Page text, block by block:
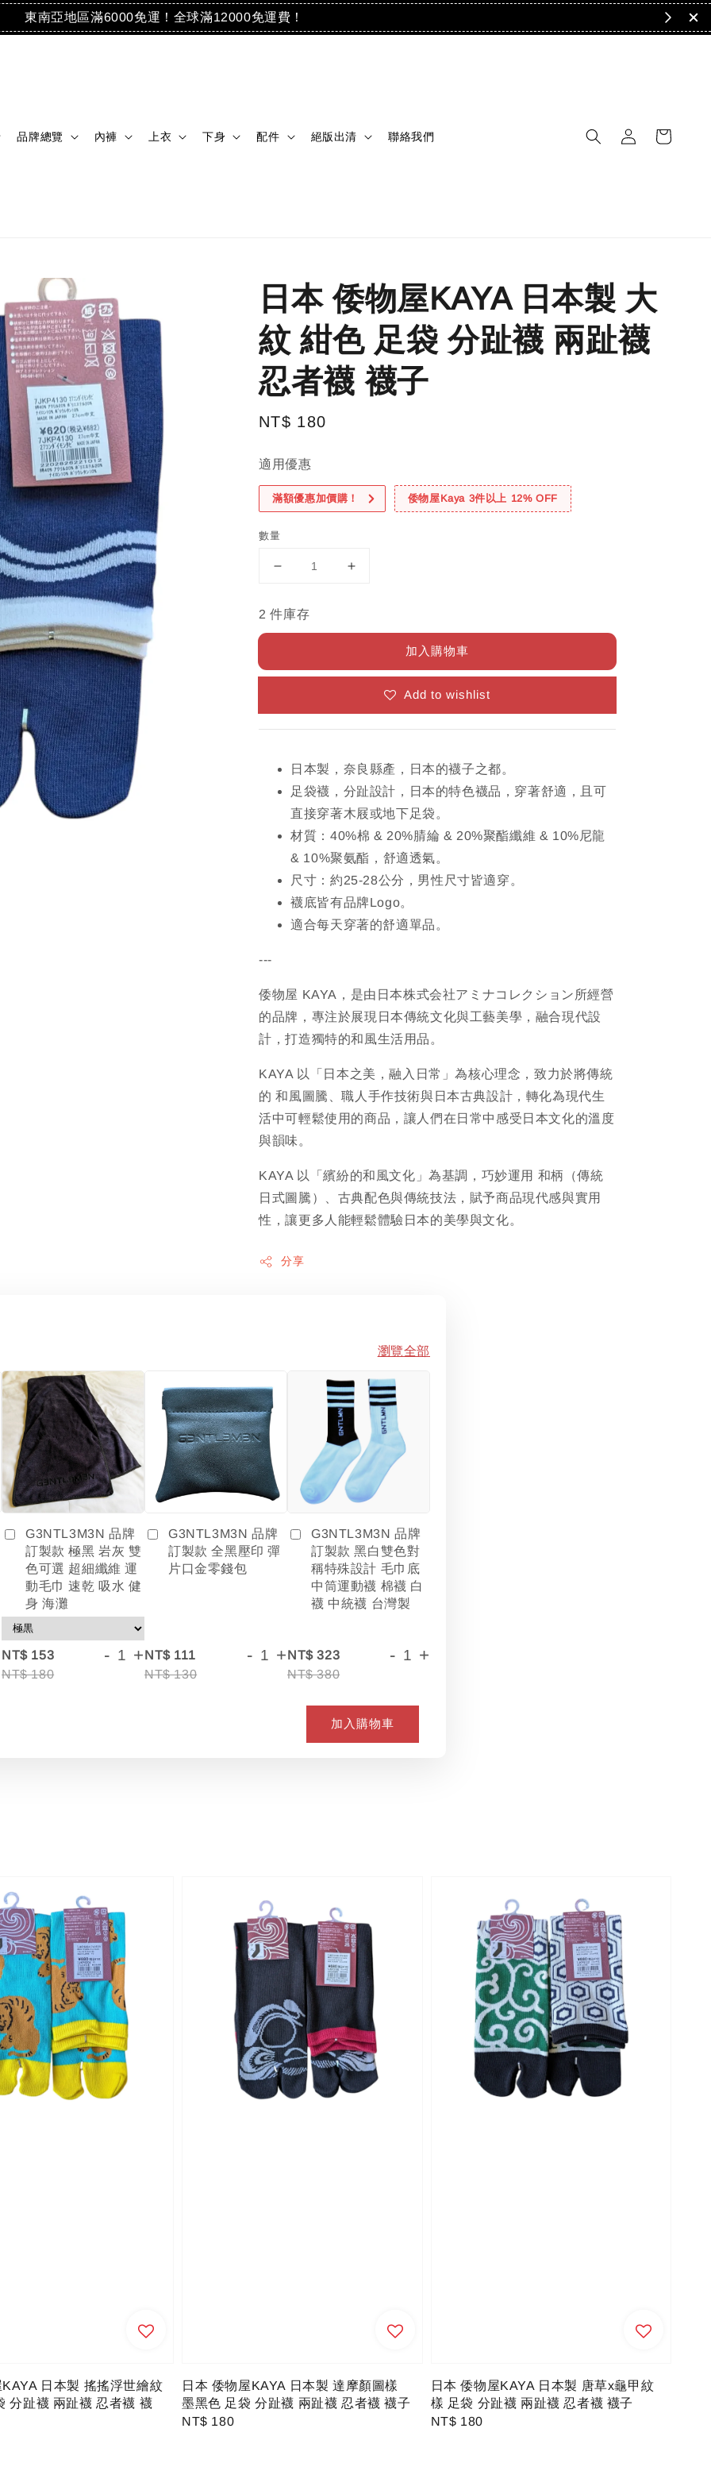
東南亞地區滿6000免運！全球滿12000免運費！
品牌總覽 內褲 上衣 下身 配件 絕版出清 聯絡我們
日本 倭物屋KAYA 日本製 大
紋 紺色 足袋 分趾襪 兩趾襪
忍者襪 襪子
Regular
NT$ 180
適用優惠
滿額優惠加價購！ 倭物屋Kaya 3件以上 12% OFF
數量
2 件庫存
加入購物車
Add to wishlist
日本製，奈良縣產，日本的襪子之都。
足袋襪，分趾設計，日本的特色襪品，穿著舒適，且可
直接穿著木屐或地下足袋。
材質：40%棉 & 20%腈綸 & 20%聚酯纖維 & 10%尼龍
& 10%聚氨酯，舒適透氣。
尺寸：約25-28公分，男性尺寸皆適穿。
襪底皆有品牌Logo。
適合每天穿著的舒適單品。
---
倭物屋 KAYA，是由日本株式会社アミナコレクション所經營
的品牌，專注於展現日本傳統文化與工藝美學，融合現代設
計，打造獨特的和風生活用品。
KAYA 以「日本之美，融入日常」為核心理念，致力於將傳統
的 和風圖騰、職人手作技術與日本古典設計，轉化為現代生
活中可輕鬆使用的商品，讓人們在日常中感受日本文化的溫度
與韻味。
KAYA 以「繽紛的和風文化」為基調，巧妙運用 和柄（傳統
日式圖騰）、古典配色與傳統技法，賦予商品現代感與實用
性，讓更多人能輕鬆體驗日本的美學與文化。
分享
瀏覽全部
G3NTL3M3N 品牌
訂製款 極黑 岩灰 雙
色可選 超細纖維 運
動毛巾 速乾 吸水 健
身 海灘
NT$ 153
NT$ 180
- +
G3NTL3M3N 品牌
訂製款 全黑壓印 彈
片口金零錢包
NT$ 111
NT$ 130
- +
G3NTL3M3N 品牌
訂製款 黑白雙色對
稱特殊設計 毛巾底
中筒運動襪 棉襪 白
襪 中統襪 台灣製
NT$ 323
NT$ 380
- +
加入購物車
日本製 搖搖浮世繪紋
分趾襪 兩趾襪 忍者襪 襪
日本 倭物屋KAYA 日本製 達摩顏圖樣
墨黑色 足袋 分趾襪 兩趾襪 忍者襪 襪子
Regular
NT$ 180
日本 倭物屋KAYA 日本製 唐草x龜甲紋
樣 足袋 分趾襪 兩趾襪 忍者襪 襪子
Regular
NT$ 180